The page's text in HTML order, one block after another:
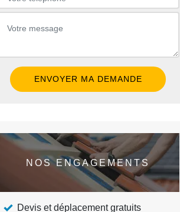
NOS ENGAGEMENTS
Devis et déplacement gratuits